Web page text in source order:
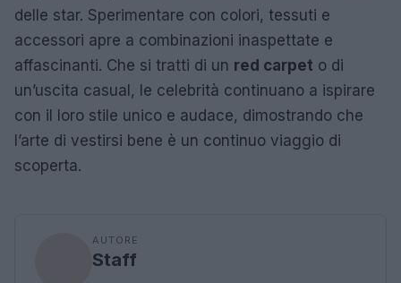
delle star. Sperimentare con colori, tessuti e
accessori apre a combinazioni inaspettate e
affascinanti. Che si tratti di un red carpet o di
un’uscita casual, le celebrità continuano a ispirare
con il loro stile unico e audace, dimostrando che
l’arte di vestirsi bene è un continuo viaggio di
scoperta.
AUTORE
Staff